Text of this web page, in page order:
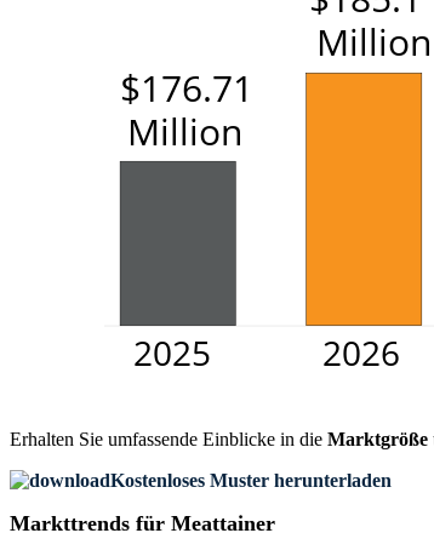
Erhalten Sie umfassende Einblicke in die Marktgröße
Kostenloses Muster herunterladen
Markttrends für Meattainer